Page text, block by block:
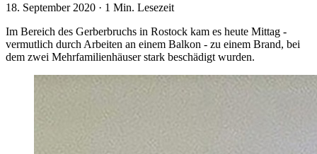
18. September 2020 · 1 Min. Lesezeit
Im Bereich des Gerberbruchs in Rostock kam es heute Mittag -
vermutlich durch Arbeiten an einem Balkon - zu einem Brand, bei
dem zwei Mehrfamilienhäuser stark beschädigt wurden.